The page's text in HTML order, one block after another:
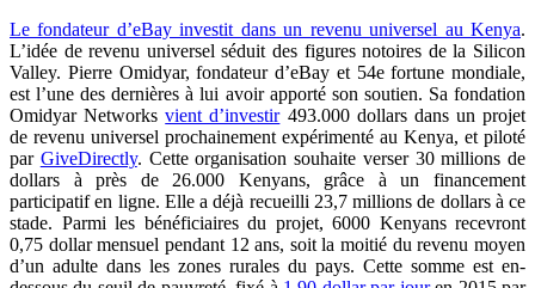
Le fondateur d’eBay investit dans un revenu universel au Kenya.
L’idée de revenu universel séduit des figures notoires de la Silicon
Valley. Pierre Omidyar, fondateur d’eBay et 54e fortune mondiale,
est l’une des dernières à lui avoir apporté son soutien. Sa fondation
Omidyar Networksvient d’investir493.000 dollars dans un projet
de revenu universel prochainement expérimenté au Kenya, et piloté
par GiveDirectly. Cette organisation souhaite verser 30 millions de
dollars à près de 26.000 Kenyans, grâce à un financement
participatif en ligne. Elle a déjà recueilli 23,7 millions de dollars à ce
stade. Parmi les bénéficiaires du projet, 6000 Kenyans recevront
0,75 dollar mensuel pendant 12 ans, soit la moitié du revenu moyen
d’un adulte dans les zones rurales du pays. Cette somme est en-